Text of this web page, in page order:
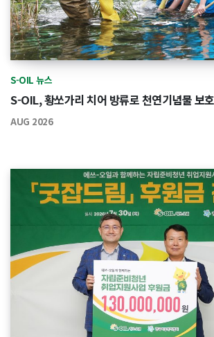
S-OIL 뉴스
S-OIL, 황쏘가리 치어 방류로 천연기념물 보
AUG 2026